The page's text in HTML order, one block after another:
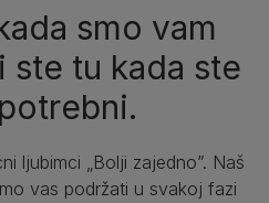
smo vam
ste tu kada ste
ljubimci „Bolji zajedno”. Naš
vas podržati u svakoj fazi